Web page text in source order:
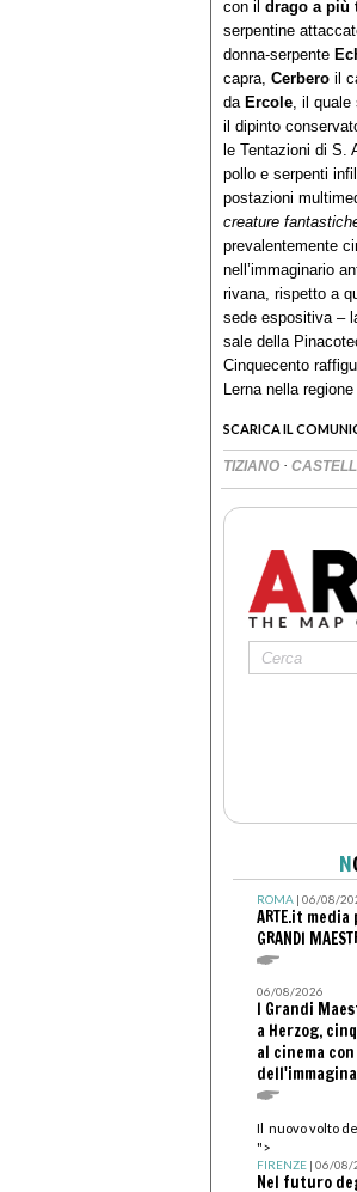
con il drago a più
serpentine
donna-serpente
capra, Cerbero il
da Ercole, il quale
il dipinto
le Tentazioni di S.
pollo e serpenti
postazioni
creature
prevalentemente
nell’immaginario
rivana, rispetto a
sede espositiva –
sale della
Cinquecento
Lerna nella
SCARICA IL
TIZIANO ·
N
ROMA| 06/08/
ARTE.it
GRANDI
06/08/2026
I Grandi
a Herzog,
al cinema
Il nuovo volto
">
FIRENZE| 06/08/
Nel futuro